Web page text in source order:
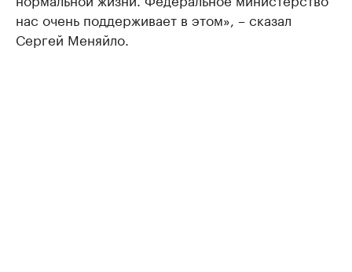
нас очень поддерживает в этом», – сказал
Сергей Меняйло.